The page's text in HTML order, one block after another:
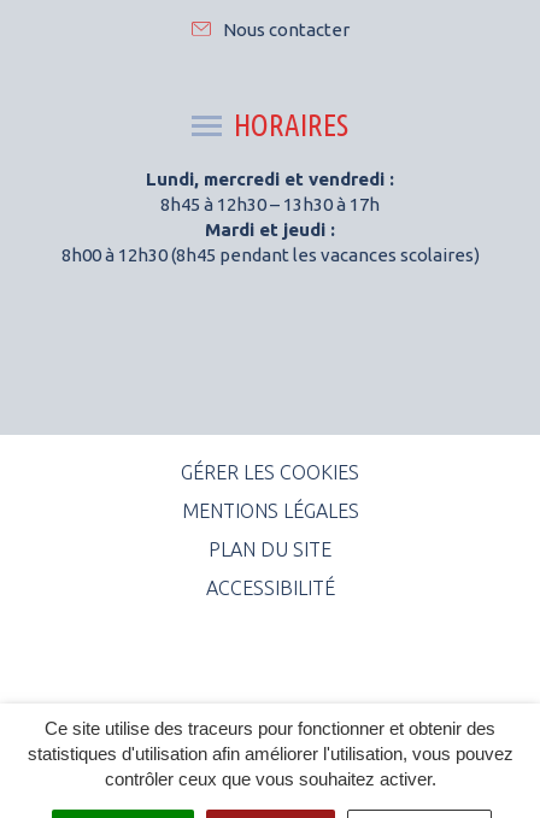
Ce site utilise des traceurs pour fonctionner et obtenir des
statistiques d'utilisation afin améliorer l'utilisation, vous pouvez
contrôler ceux que vous souhaitez activer.
Nous contacter
HORAIRES
Lundi, mercredi et vendredi :
8h45 à 12h30 – 13h30 à 17h
Mardi et jeudi :
8h00 à 12h30 (8h45 pendant les vacances scolaires)
GÉRER LES COOKIES
MENTIONS LÉGALES
PLAN DU SITE
ACCESSIBILITÉ